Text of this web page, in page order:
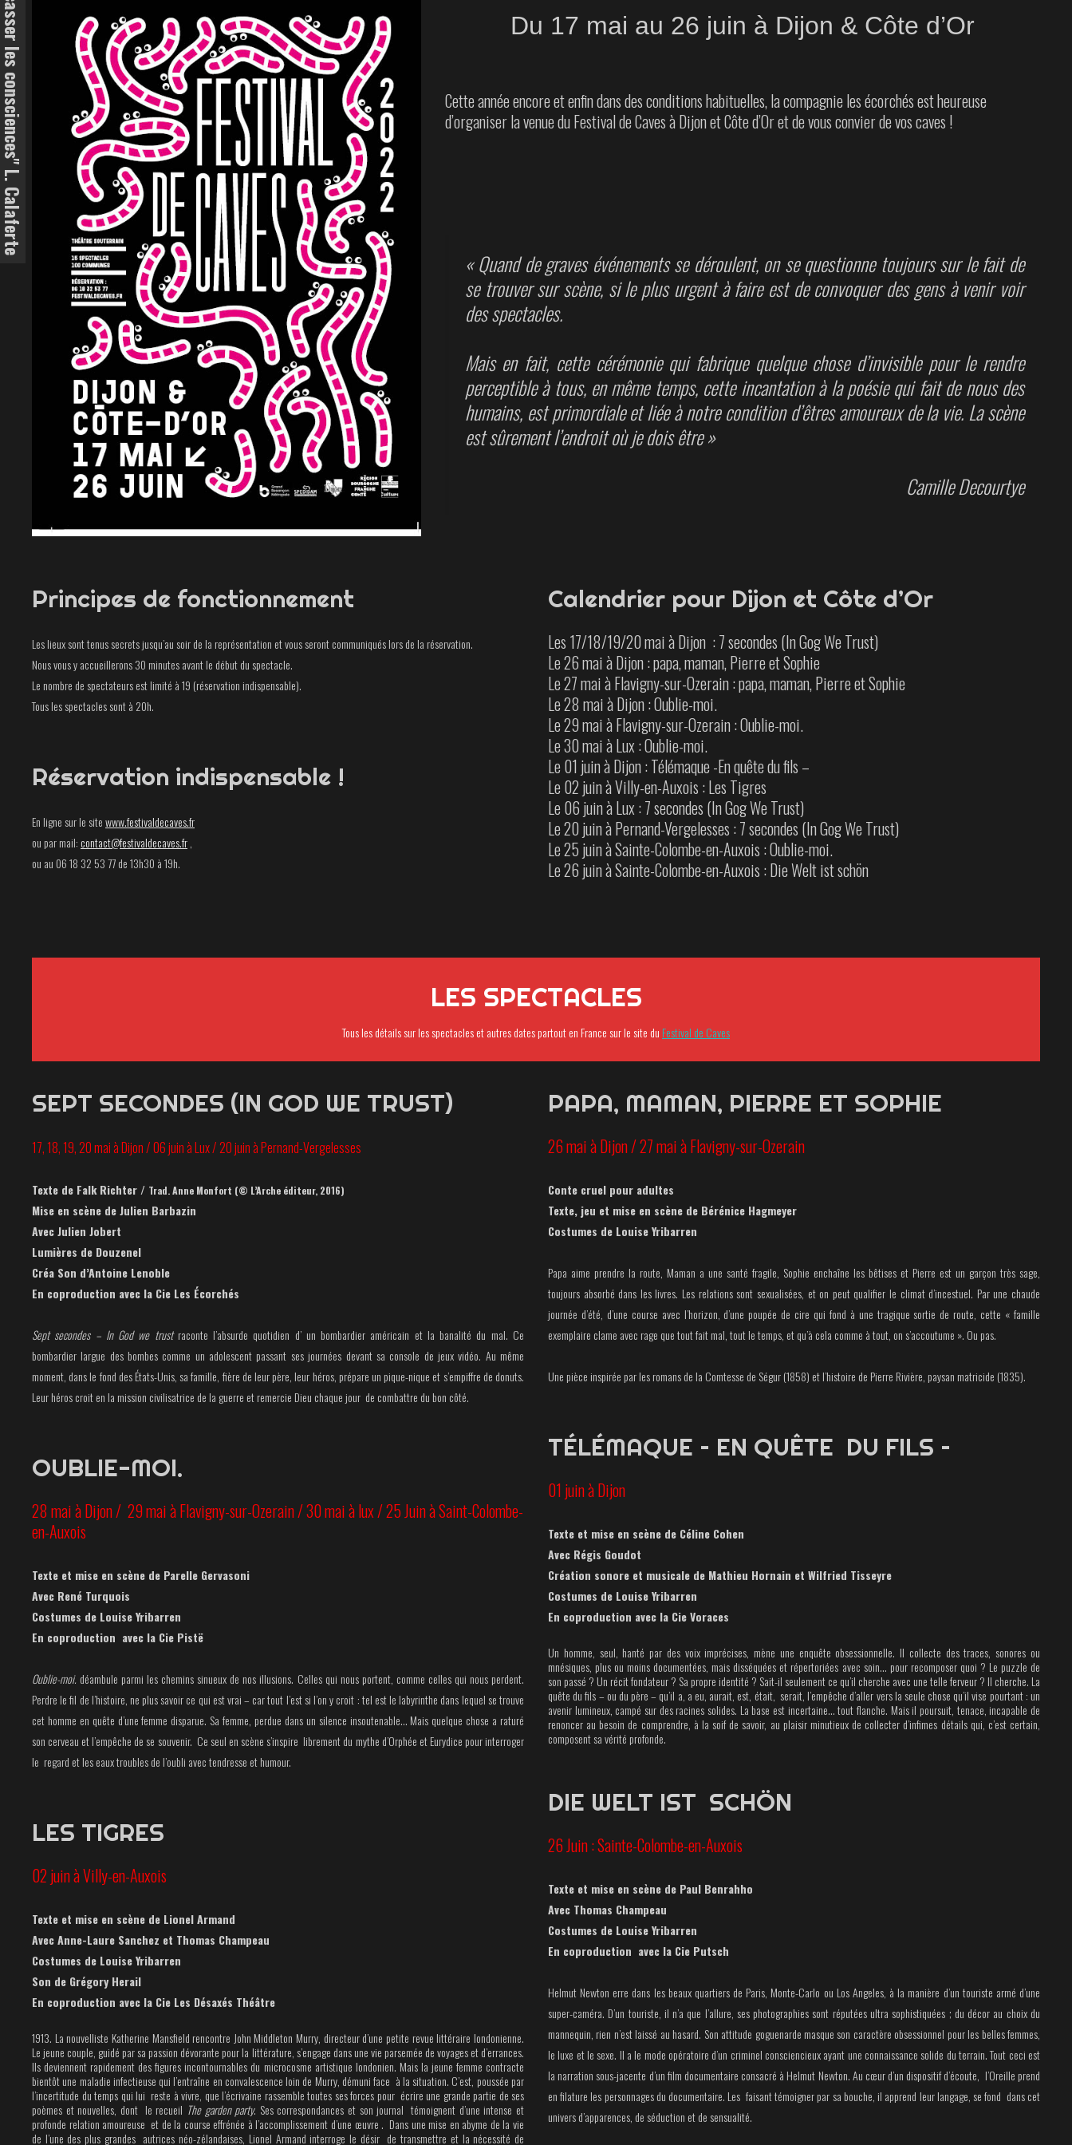
Du 17 mai au 26 juin à Dijon & Côte d’Or
Cette année encore et enfin dans des conditions habituelles, la compagnie les écorchés est heureuse
d’organiser la venue du Festival de Caves à Dijon et Côte d’Or et de vous convier de vos caves !
« Quand de graves événements se déroulent, on se questionne toujours sur le fait de
se trouver sur scène, si le plus urgent à faire est de convoquer des gens à venir voir
des spectacles.
Mais en fait, cette cérémonie qui fabrique quelque chose d’invisible pour le rendre
perceptible à tous, en même temps, cette incantation à la poésie qui fait de nous des
humains, est primordiale et liée à notre condition d’êtres amoureux de la vie. La scène
est sûrement l’endroit où je dois être »
Camille Decourtye
Principes de fonctionnement
Les lieux sont tenus secrets jusqu’au soir de la représentation et vous seront communiqués lors de la réservation.
Nous vous y accueillerons 30 minutes avant le début du spectacle.
Le nombre de spectateurs est limité à 19 (réservation indispensable).
Tous les spectacles sont à 20h.
Réservation indispensable !
En ligne sur le sitewww.festivaldecaves.fr
ou par mail: contact@festivaldecaves.fr,
ou au 06 18 32 53 77 de 13h30 à 19h.
Calendrier pour Dijon et Côte d’Or
Les 17/18/19/20 mai à Dijon : 7 secondes (In Gog We Trust)
Le 26 maià Dijon : papa, maman, Pierre et Sophie
Le 27 mai àFlavigny-sur-Ozerain : papa, maman, Pierre et Sophie
Le 28 mai à Dijon :Oublie-moi.
Le 29 mai à Flavigny-sur-Ozerain : Oublie-moi.
Le 30 mai à Lux : Oublie-moi.
Le 01 juin à Dijon : Télémaque -En quête du fils –
Le 02 juin à Villy-en-Auxois : Les Tigres
Le 06 juin à Lux : 7 secondes (In Gog We Trust)
Le 20 juin à Pernand-Vergelesses : 7 secondes (In Gog We Trust)
Le 25 juin à Sainte-Colombe-en-Auxois : Oublie-moi.
Le 26 juin à Sainte-Colombe-en-Auxois : Die Welt ist schön
LES SPECTACLES
Tous les détails sur les spectacles et autres dates partout en France sur le site du Festival de Caves
SEPT SECONDES (IN GOD WE TRUST)
17, 18, 19, 20 mai à Dijon /06 juin àLux / 20 juin à Pernand-Vergelesses
Texte de Falk Richter / Trad. Anne Monfort (© L’Arche éditeur, 2016)
Mise en scène de Julien Barbazin
Avec Julien Jobert
Lumières de Douzenel
Créa Son d’Antoine Lenoble
En coproduction avec la Cie Les Écorchés
Sept secondes – In God we trustraconte l’absurde quotidien d’ un bombardier américain et la banalité du mal. Ce
bombardier largue des bombes comme un adolescent passant ses journées devant sa console de jeux vidéo. Au même
moment, dans le fond des États-Unis, sa famille, fière de leur père, leur héros, prépare un pique-nique et s’empiffre de donuts.
Leur héros croit en la mission civilisatrice de la guerre et remercie Dieu chaque jour de combattre du bon côté.
OUBLIE-MOI.
28 mai à Dijon / 29 mai à Flavigny-sur-Ozerain / 30 mai à lux / 25 Juin à Saint-Colombe-
en-Auxois
Texte et mise en scène de Parelle Gervasoni
Avec René Turquois
Costumes de Louise Yribarren
En coproduction avec la Cie Pistë
Oublie-moi. déambule parmi les chemins sinueux de nos illusions. Celles qui nous portent, comme celles qui nous perdent.
Perdre le fil de l’histoire, ne plus savoir ce qui est vrai – car tout l’est si l’on y croit : tel est le labyrinthe dans lequel se trouve
cet homme en quête d’une femme disparue. Sa femme, perdue dans un silence insoutenable… Mais quelque chose a raturé
son cerveau et l’empêche de se souvenir. Ce seul en scène s’inspire librement du mythe d’Orphée et Eurydice pour interroger
le regard et les eaux troubles de l’oubli avec tendresse et humour.
LES TIGRES
02 juin à Villy-en-Auxois
Texte et mise en scène de Lionel Armand
Avec Anne-Laure Sanchez et Thomas Champeau
Costumes de Louise Yribarren
Son de Grégory Herail
En coproduction avec la Cie Les Désaxés Théâtre
1913. La nouvelliste Katherine Mansfield rencontre John Middleton Murry, directeur d’une petite revue littéraire londonienne.
Le jeune couple, guidé par sa passion dévorante pour la littérature, s’engage dans une vie parsemée de voyages et d’errances.
Ils deviennent rapidement des figures incontournables du microcosme artistique londonien. Mais la jeune femme contracte
bientôt une maladie infectieuse qui l’entraîne en convalescence loin de Murry, démuni face à la situation. C’est, poussée par
l’incertitude du temps qui lui reste à vivre, que l’écrivaine rassemble toutes ses forces pour écrire une grande partie de ses
poèmes et nouvelles, dont le recueil The garden party. Ses correspondances et son journal témoignent d’une intense et
profonde relation amoureuse et de la course effrénée à l’accomplissement d’une œuvre . Dans une mise en abyme de la vie
de l’une des plus grandes autrices néo-zélandaises, Lionel Armand interroge le désir de transmettre et la nécessité de
PAPA, MAMAN, PIERRE ET SOPHIE
26 mai à Dijon / 27 mai à Flavigny-sur-Ozerain
Conte cruel pour adultes
Texte, jeu et mise en scène de Bérénice Hagmeyer
Costumes de Louise Yribarren
Papa aime prendre la route, Maman a une santé fragile, Sophie enchaîne les bêtises et Pierre est un garçon très sage,
toujours absorbé dans les livres. Les relations sont sexualisées, et on peut qualifier le climat d’incestuel. Par une chaude
journée d’été, d’une course avec l’horizon, d’une poupée de cire qui fond à une tragique sortie de route, cette « famille
exemplaire clame avec rage que tout fait mal, tout le temps, et qu’à cela comme à tout, on s’accoutume ». Ou pas.
Une pièce inspirée par les romans de la Comtesse de Ségur (1858) et l’histoire de Pierre Rivière, paysan matricide (1835).
TÉLÉMAQUE – EN QUÊTE DU FILS –
01 juin à Dijon
Texte et mise en scène de Céline Cohen
Avec Régis Goudot
Création sonore et musicale de Mathieu Hornain et Wilfried Tisseyre
Costumes de Louise Yribarren
En coproduction avec la Cie Voraces
Un homme, seul, hanté par des voix imprécises, mène une enquête obsessionnelle. Il collecte des traces, sonores ou
mnésiques, plus ou moins documentées, mais disséquées et répertoriées avec soin… pour recomposer quoi ? Le puzzle de
son passé ? Un récit fondateur ? Sa propre identité ? Sait-il seulement ce qu’il cherche avec une telle ferveur ? Il cherche. La
quête du fils – ou du père – qu’il a, a eu, aurait, est, était, serait, l’empêche d’aller vers la seule chose qu’il vise pourtant : un
avenir lumineux, campé sur des racines solides. La base est incertaine… tout flanche. Mais il poursuit, tenace, incapable de
renoncer au besoin de comprendre, à la soif de savoir, au plaisir minutieux de collecter d’infimes détails qui, c’est certain,
composent sa vérité profonde.
DIE WELT IST SCHÖN
26 Juin : Sainte-Colombe-en-Auxois
Texte et mise en scène de Paul Benrahho
Avec Thomas Champeau
Costumes de Louise Yribarren
En coproduction avec la Cie Putsch
Helmut Newton erre dans les beaux quartiers de Paris, Monte-Carlo ou Los Angeles, à la manière d’un touriste armé d’une
super-caméra. D’un touriste, il n’a que l’allure, ses photographies sont réputées ultra sophistiquées ; du décor au choix du
mannequin, rien n’est laissé au hasard. Son attitude goguenarde masque son caractère obsessionnel pour les belles femmes,
le luxe et le sexe. Il a le mode opératoire d’un criminel consciencieux ayant une connaissance solide du terrain. Tout ceci est
la narration sous-jacente d’un film documentaire consacré à Helmut Newton. Au cœur d’un dispositif d’écoute, l’Oreille prend
en filature les personnages du documentaire. Les faisant témoigner par sa bouche, il apprend leur langage, se fond dans cet
univers d’apparences, de séduction et de sensualité.